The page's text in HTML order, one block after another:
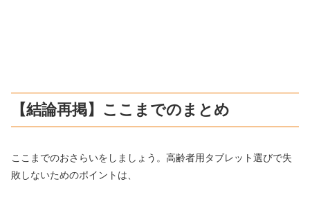
【結論再掲】ここまでのまとめ
ここまでのおさらいをしましょう。高齢者用タブレット選びで失
敗しないためのポイントは、